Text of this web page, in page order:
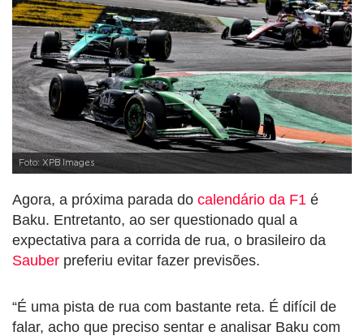
Foto: XPB Images
Agora, a próxima parada do calendário da F1 é
Baku. Entretanto, ao ser questionado qual a
expectativa para a corrida de rua, o brasileiro da
Sauber preferiu evitar fazer previsões.
“É uma pista de rua com bastante reta. É difícil de
falar, acho que preciso sentar e analisar Baku com